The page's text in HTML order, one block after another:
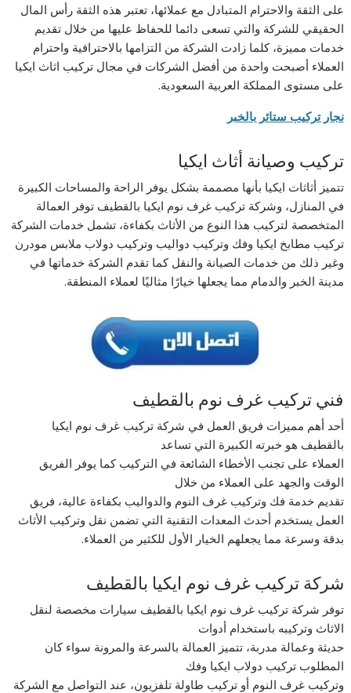
على الثقة والاحترام المتبادل مع عملائها، تعتبر هذه الثقة رأس المال
الحقيقي للشركة والتي تسعى دائما للحفاظ عليها من خلال تقديم
خدمات مميزة، كلما زادت الشركة من التزامها بالاحترافية واحترام
العملاء أصبحت واحدة من أفضل الشركات في مجال تركيب اثاث ايكيا
على مستوى المملكة العربية السعودية.
نجار تركيب ستائر بالخبر
تركيب وصيانة أثاث ايكيا
تتميز أثاثات ايكيا بأنها مصممة بشكل يوفر الراحة والمساحات الكبيرة
في المنازل، وشركة تركيب غرف نوم ايكيا بالقطيف توفر العمالة
المتخصصة لتركيب هذا النوع من الأثاث بكفاءة، تشمل خدمات الشركة
تركيب مطابخ ايكيا وفك وتركيب دواليب وتركيب دولاب ملابس مودرن
وغير ذلك من خدمات الصيانة والنقل كما تقدم الشركة خدماتها في
مدينة الخبر والدمام مما يجعلها خيارًا مثاليًا لعملاء المنطقة.
فني تركيب غرف نوم بالقطيف
أحد أهم مميزات فريق العمل في شركة تركيب غرف نوم ايكيا
بالقطيف هو خبرته الكبيرة التي تساعد
العملاء على تجنب الأخطاء الشائعة في التركيب كما يوفر الفريق
الوقت والجهد على العملاء من خلال
تقديم خدمة فك وتركيب غرف النوم والدواليب بكفاءة عالية، فريق
العمل يستخدم أحدث المعدات التقنية التي تضمن نقل وتركيب الأثاث
بدقة وسرعة مما يجعلهم الخيار الأول للكثير من العملاء.
شركة تركيب غرف نوم ايكيا بالقطيف
توفر شركة تركيب غرف نوم ايكيا بالقطيف سيارات مخصصة لنقل
الاثاث وتركيبه باستخدام أدوات
حديثة وعمالة مدربة، تتميز العمالة بالسرعة والمرونة سواء كان
المطلوب تركيب دولاب ايكيا وفك
وتركيب غرف النوم أو تركيب طاولة تلفزيون، عند التواصل مع الشركة